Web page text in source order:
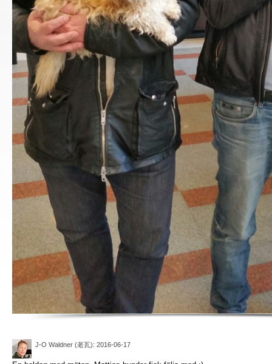
J-O Waldner (老瓦): 2016-06-17